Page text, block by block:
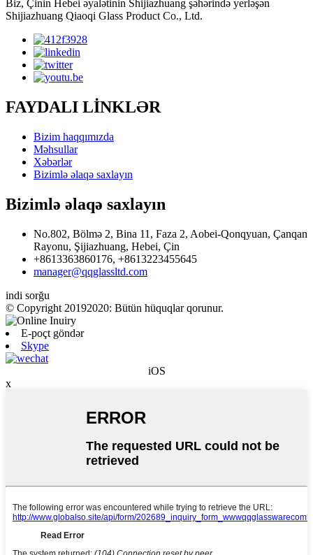
Biz, Çinin Hebei əyalətinin Shijiazhuang şəhərində yerləşən
Shijiazhuang Qiaoqi Glass Product Co., Ltd.
FAYDALI LİNKLƏR
Bizim haqqımızda
Məhsullar
Xəbərlər
Bizimlə əlaqə saxlayın
Bizimlə əlaqə saxlayın
No.802, Bölmə 2, Bina 11, Faza 2, Aobei-Qonqyuan, Çanqan
Rayonu, Şijiazhuang, Hebei, Çin
+8613363860176, +8613223455645
manager@qqglassltd.com
indi sorğu
© Copyright 20192020: Bütün hüquqlar qorunur.
E-poçt göndər
Skype
iOS
x